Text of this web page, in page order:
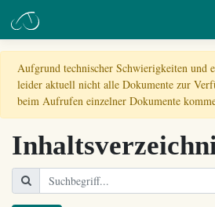
Aufgrund technischer Schwierigkeiten und
leider aktuell nicht alle Dokumente zur
beim Aufrufen einzelner Dokumente